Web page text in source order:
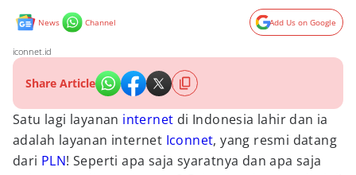
News Channel Add Us on Google
iconnet.id
Share Article
Satu lagi layanan internet di Indonesia lahir dan ia
adalah layanan internet Iconnet, yang resmi datang
dari PLN! Seperti apa saja syaratnya dan apa saja